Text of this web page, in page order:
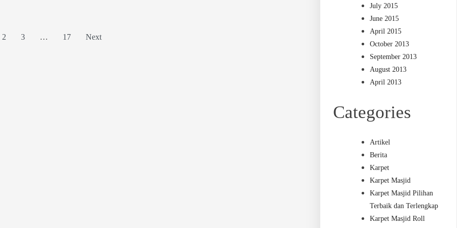
2 3 … 17 Next
July 2015
June 2015
April 2015
October 2013
September 2013
August 2013
April 2013
Categories
Artikel
Berita
Karpet
Karpet Masjid
Karpet Masjid Pilihan
Terbaik dan Terlengkap
Karpet Masjid Roll